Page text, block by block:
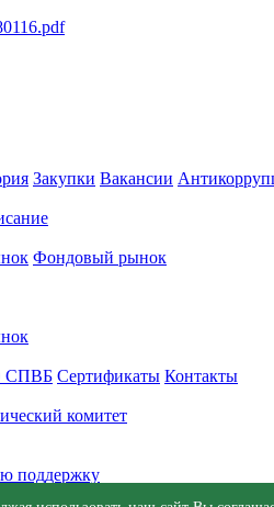
Закупки Вакансии
Фондовый рынок
СПВБ Сертификаты Контакты
комитет
поддержку